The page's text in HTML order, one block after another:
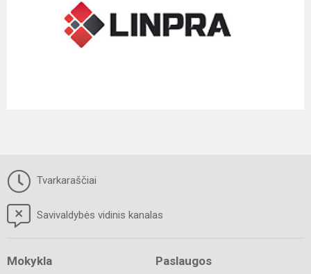
Tvarkaraščiai
Savivaldybės vidinis kanalas
Mokykla Paslaugos